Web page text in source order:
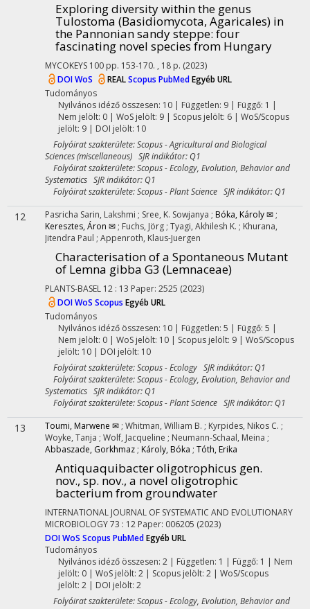
Exploring diversity within the genus
Tulostoma (Basidiomycota, Agaricales) in
the Pannonian sandy steppe: four
fascinating novel species from Hungary
MYCOKEYS 100 pp. 153-170. , 18 p. (2023)
DOIWoS REALScopus PubMedEgyéb URL
Tudományos
Nyilvános idéző összesen: 10| Független: 9 | Függő: 1 |
Nem jelölt: 0 | WoS jelölt: 9 | Scopus jelölt: 6 | WoS/Scopus
jelölt: 9 | DOI jelölt: 10
Folyóirat szakterülete: Scopus - Agricultural and Biological
Sciences (miscellaneous) SJR indikátor: Q1
Folyóirat szakterülete: Scopus - Ecology, Evolution, Behavior and
Systematics SJR indikátor: Q1
Folyóirat szakterülete: Scopus - Plant Science SJR indikátor: Q1
12 Pasricha Sarin, Lakshmi ; Sree, K. Sowjanya ; Bóka, Károly ✉ ;
Keresztes, Áron ✉ ; Fuchs, Jörg ; Tyagi, Akhilesh K. ; Khurana,
Jitendra Paul ; Appenroth, Klaus-Juergen
Characterisation of a Spontaneous Mutant
of Lemna gibba G3 (Lemnaceae)
PLANTS-BASEL 12 : 13 Paper: 2525 (2023)
DOIWoS Scopus Egyéb URL
Tudományos
Nyilvános idéző összesen: 10| Független: 5 | Függő: 5 |
Nem jelölt: 0 | WoS jelölt: 10 | Scopus jelölt: 9 | WoS/Scopus
jelölt: 10 | DOI jelölt: 10
Folyóirat szakterülete: Scopus - Ecology SJR indikátor: Q1
Folyóirat szakterülete: Scopus - Ecology, Evolution, Behavior and
Systematics SJR indikátor: Q1
Folyóirat szakterülete: Scopus - Plant Science SJR indikátor: Q1
13 Toumi, Marwene ✉ ; Whitman, William B. ; Kyrpides, Nikos C. ;
Woyke, Tanja ; Wolf, Jacqueline ; Neumann-Schaal, Meina ;
Abbaszade, Gorkhmaz ; Károly, Bóka ; Tóth, Erika
Antiquaquibacter oligotrophicus gen.
nov., sp. nov., a novel oligotrophic
bacterium from groundwater
INTERNATIONAL JOURNAL OF SYSTEMATIC AND EVOLUTIONARY
MICROBIOLOGY73 : 12 Paper: 006205 (2023)
DOIWoS Scopus PubMedEgyéb URL
Tudományos
Nyilvános idéző összesen: 2| Független: 1 | Függő: 1 | Nem
jelölt: 0 | WoS jelölt: 2 | Scopus jelölt: 2 | WoS/Scopus
jelölt: 2 | DOI jelölt: 2
Folyóirat szakterülete: Scopus - Ecology, Evolution, Behavior and